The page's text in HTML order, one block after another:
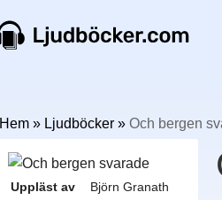
Hem » Ljudböcker » Och bergen
Uppläst av
Björn Granath